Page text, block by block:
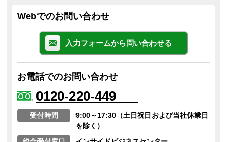
Webでのお問い合わせ
入力フォームから問い合わせる
お電話でのお問い合わせ
0120-220-449
受付時間
9:00～17:30（土日祝日および当社休業日
を除く）